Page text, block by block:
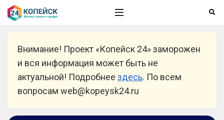
Внимание! Проект «Копейск 24» заморожен
и вся информация может быть не
актуальной! Подробнее здесь. По всем
вопросам web@kopeysk24.ru